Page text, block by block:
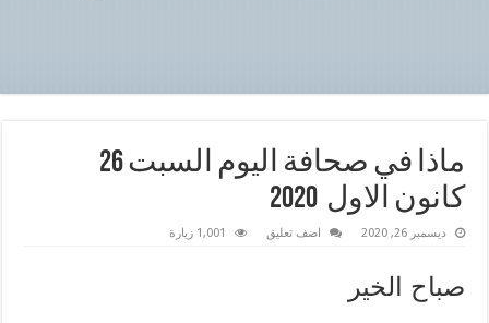
كانون الاول 2020
ديسمبر 26, 2020 اضف تعليق 1,001 زيارة
صباح الخير